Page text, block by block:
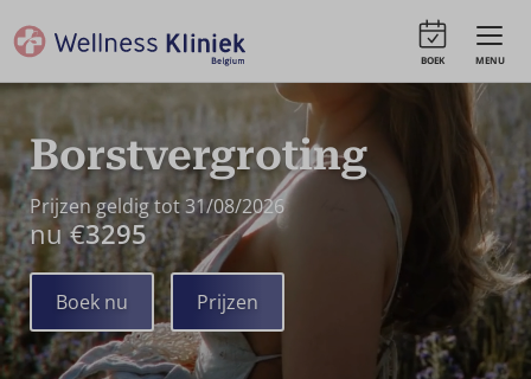
MENU
BOEK
Borstvergroting
Prijzen geldig tot 31/08/2026
nu €3295
Boek nu Prijzen